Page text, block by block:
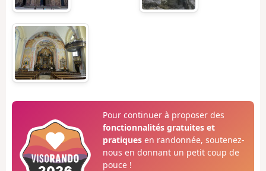
Pour continuer à proposer des
fonctionnalités gratuites et
pratiquesen randonnée, soutenez-
nous en donnant un petit coup de
pouce !